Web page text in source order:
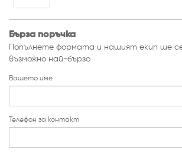
Бърза поръчка
Попълнете формата и нашият екип ще
възможно най-бързо
Вашето име
Телефон за контакт